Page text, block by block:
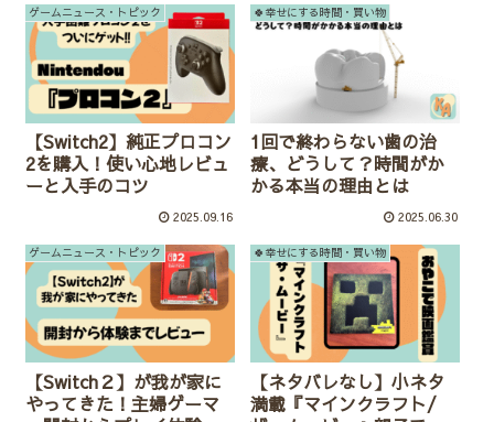
ゲームニュース・トピック
【Switch2】純正プロコン
2を購入！使い心地レビュ
ーと入手のコツ
2025.09.16
🍀幸せにする時間・買い物
1回で終わらない歯の治
療、どうして？時間がか
かる本当の理由とは
2025.06.30
ゲームニュース・トピック
【Switch２】が我が家に
やってきた！主婦ゲーマ
🍀幸せにする時間・買い物
【ネタバレなし】小ネタ
満載『マインクラフト/